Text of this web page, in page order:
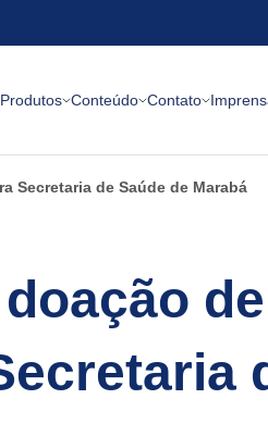
Produtos Conteúdo Contato
Secretaria de Saúde de Marabá